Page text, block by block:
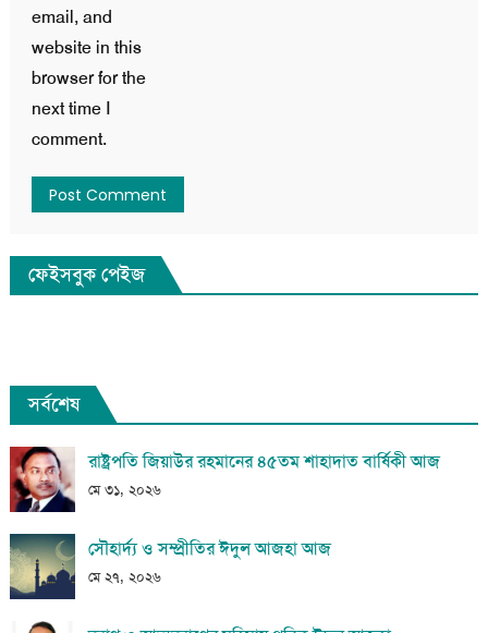
email, and
website in this
browser for the
next time I
comment.
ফেইসবুক পেইজ
সর্বশেষ
রাষ্ট্রপতি জিয়াউর রহমানের ৪৫তম শাহাদাত বার্ষিকী আজ
মে ৩১, ২০২৬
সৌহার্দ্য ও সম্প্রীতির ঈদুল আজহা আজ
মে ২৭, ২০২৬